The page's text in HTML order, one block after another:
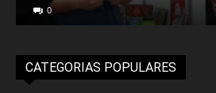
0
CATEGORIAS POPULARES